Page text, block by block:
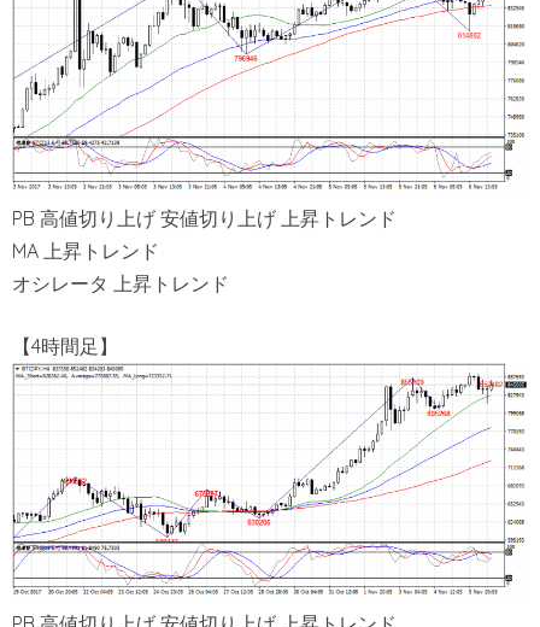
PB 高値切り上げ 安値切り上げ 上昇トレンド
MA 上昇トレンド
オシレータ 上昇トレンド
【4時間足】